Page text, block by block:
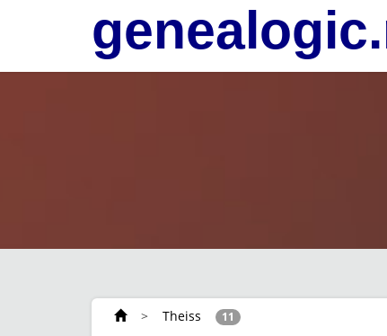
> Theiss 11